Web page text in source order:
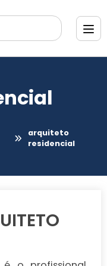
arquiteto
residencial